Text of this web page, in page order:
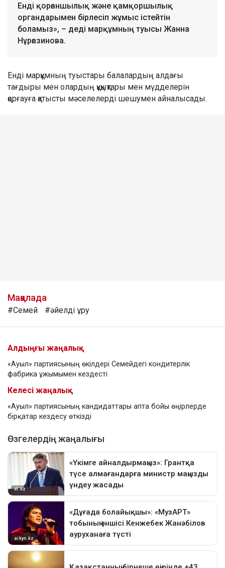
Енді қорғаншылық және қамқоршылық
органдарымен бірлесіп жұмыс істейтін
боламыз», – деді марқұмның туысы Жанна
Нұрғазинова.
Енді марқұмның туыстары балалардың алдағы
тағдыры мен олардың құқықтары мен мүдделерін
қорғауға қатысты мәселелерді шешумен айналысады.
Мақалада
#Семей #әйелді ұру
Алдыңғы жаңалық
«Ауыл» партиясының өкілдері Семейдегі кондитерлік
фабрика ұжымымен кездесті
Келесі жаңалық
«Ауыл» партиясының кандидаттары апта бойы өңірлерде
бірқатар кездесу өткізді